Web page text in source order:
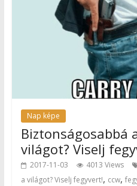
Nap képe
Biztonságosabbá
világot? Viselj
2017-11-03 4013 Views
a világot? Viselj fegyvert!, ccw,